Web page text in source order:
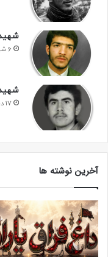
۶ شهریور ۱۳۹۷
۱۷ دی ۱۴۰۲
آخرین نوشته ها